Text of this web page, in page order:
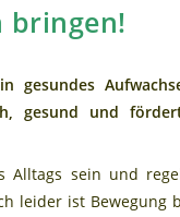
bringen!
gesundes
gesund und
Alltags sein und
leider ist Bewegung